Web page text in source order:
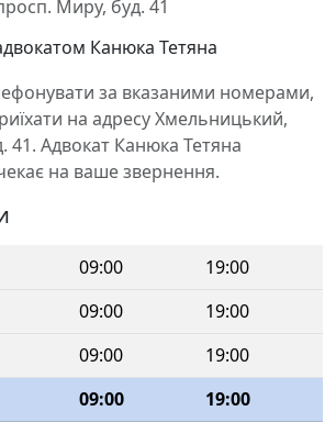
Миру, буд. 41
Канюка Тетяна
за вказаними номерами,
на адресу Хмельницький,
41. Адвокат Канюка Тетяна
на ваше звернення.
09:00
19:00
09:00
19:00
09:00
19:00
09:00
19:00